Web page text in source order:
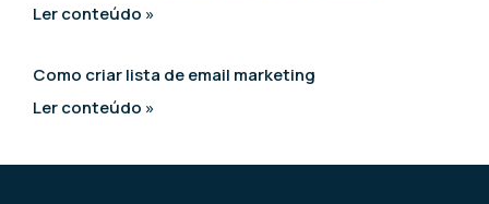
Ler conteúdo »
Como criar lista de email marketing
Ler conteúdo »